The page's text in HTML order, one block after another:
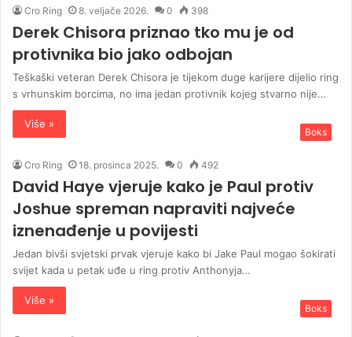
Cro Ring 8. veljače 2026. 0 398
Derek Chisora ​​priznao tko mu je od
protivnika bio jako odbojan
Teškaški veteran Derek Chisora je tijekom duge karijere dijelio ring
s vrhunskim borcima, no ima jedan protivnik kojeg stvarno nije…
Više »
Boks
Cro Ring 18. prosinca 2025. 0 492
David Haye vjeruje kako je Paul protiv
Joshue spreman napraviti najveće
iznenađenje u povijesti
Jedan bivši svjetski prvak vjeruje kako bi Jake Paul mogao šokirati
svijet kada u petak uđe u ring protiv Anthonyja…
Više »
Boks